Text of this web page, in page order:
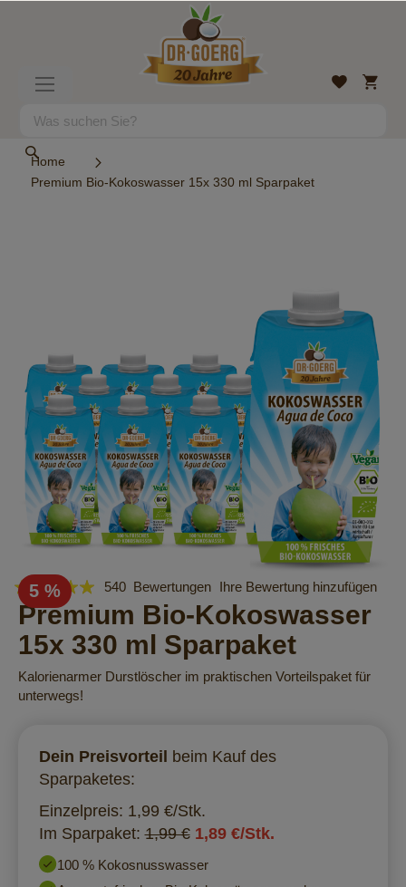
Suche
Wunschliste
Mein
Home
Premium Bio-Kokoswasser 15x 330 ml Sparpaket
Zum
Anfang
der
Bildergalerie
springen
5 %
Bewertung:
98
% of100
540 Bewertungen Ihre Bewertung hinzufügen
Premium Bio-Kokoswasser
15x 330 ml Sparpaket
Kalorienarmer Durstlöscher im praktischen Vorteilspaket für
unterwegs!
Dein Preisvorteil beim Kauf des
Sparpaketes:
Einzelpreis: 1,99 €/Stk.
Im Sparpaket:1,99 € 1,89 €/Stk.
100 % Kokosnusswasser